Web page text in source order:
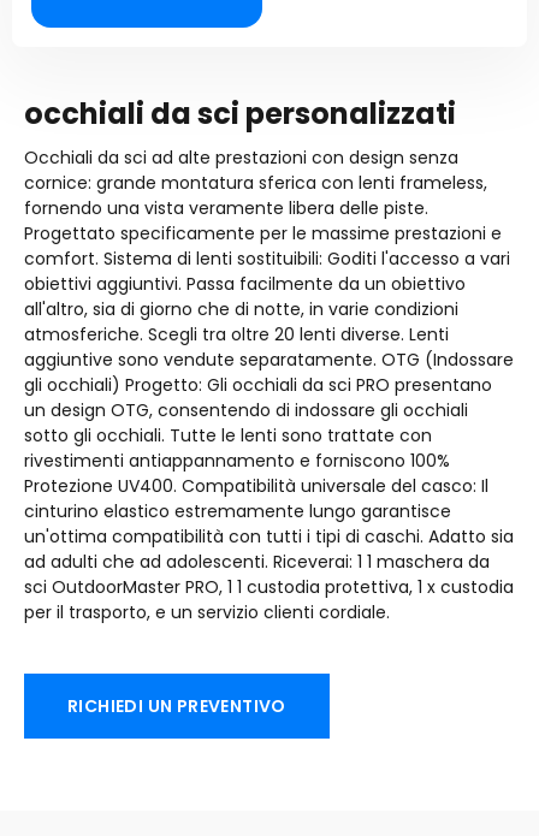
occhiali da sci personalizzati
Occhiali da sci ad alte prestazioni con design senza
cornice: grande montatura sferica con lenti frameless,
fornendo una vista veramente libera delle piste.
Progettato specificamente per le massime prestazioni e
comfort. Sistema di lenti sostituibili: Goditi l'accesso a vari
obiettivi aggiuntivi. Passa facilmente da un obiettivo
all'altro, sia di giorno che di notte, in varie condizioni
atmosferiche. Scegli tra oltre 20 lenti diverse. Lenti
aggiuntive sono vendute separatamente. OTG (Indossare
gli occhiali) Progetto: Gli occhiali da sci PRO presentano
un design OTG, consentendo di indossare gli occhiali
sotto gli occhiali. Tutte le lenti sono trattate con
rivestimenti antiappannamento e forniscono 100%
Protezione UV400. Compatibilità universale del casco: Il
cinturino elastico estremamente lungo garantisce
un'ottima compatibilità con tutti i tipi di caschi. Adatto sia
ad adulti che ad adolescenti. Riceverai: 1 1 maschera da
sci OutdoorMaster PRO, 1 1 custodia protettiva, 1 x custodia
per il trasporto, e un servizio clienti cordiale.
RICHIEDI UN PREVENTIVO